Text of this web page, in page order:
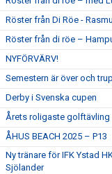
Röster från Di Röe -
Röster från di röe –
NYFÖRVÄRV!
Semestern är över och
Derby i Svenska cupen
Årets roligaste golftävling
ÅHUS BEACH 2025 – P13
Ny tränare för IFK Ystad
Sjölander